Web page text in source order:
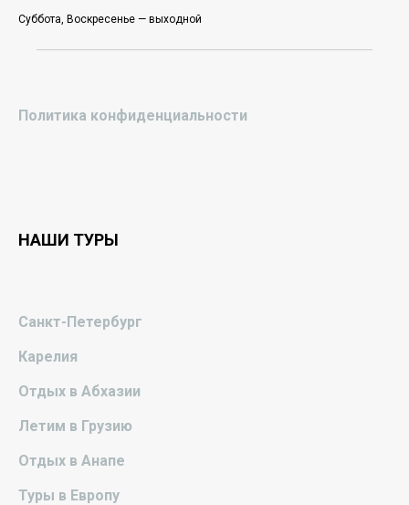
Суббота, Воскресенье — выходной
Политика конфиденциальности
НАШИ ТУРЫ
Санкт-Петербург
Карелия
Отдых в Абхазии
Летим в Грузию
Отдых в Анапе
Туры в Европу